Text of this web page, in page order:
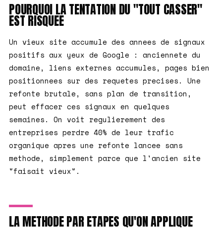
POURQUOI LA TENTATION DU "TOUT CASSER"
EST RISQUEE
Un vieux site accumule des annees de signaux
positifs aux yeux de Google : anciennete du
domaine, liens externes accumules, pages bien
positionnees sur des requetes precises. Une
refonte brutale, sans plan de transition,
peut effacer ces signaux en quelques
semaines. On voit regulierement des
entreprises perdre 40% de leur trafic
organique apres une refonte lancee sans
methode, simplement parce que l'ancien site
"faisait vieux".
LA METHODE PAR ETAPES QU'ON APPLIQUE